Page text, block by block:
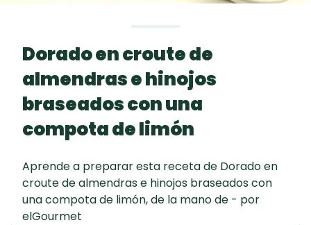
Chispas de
Chocolate
Key Lime Pie
Cake
Dorado en croute de
almendras e hinojos
braseados con una
compota de limón
Aprende a preparar esta receta de Dorado en
croute de almendras e hinojos braseados con
una compota de limón, de la mano de - por
elGourmet
Programa
ABC Gourmet